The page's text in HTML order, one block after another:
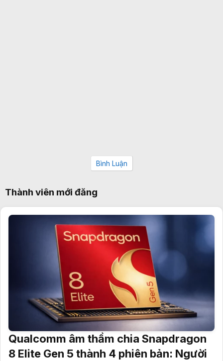
Bình Luận
Thành viên mới đăng
Qualcomm âm thầm chia Snapdragon
8 Elite Gen 5 thành 4 phiên bản: Người